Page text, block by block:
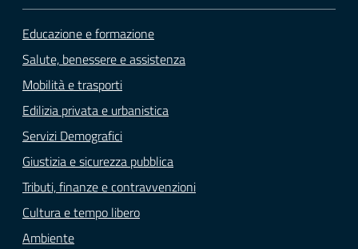
Educazione e formazione
Salute, benessere e assistenza
Mobilità e trasporti
Edilizia privata e urbanistica
Servizi Demografici
Giustizia e sicurezza pubblica
Tributi, finanze e contravvenzioni
Cultura e tempo libero
Ambiente